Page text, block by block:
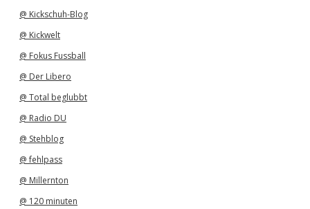
@ Kickschuh-Blog
@ Kickwelt
@ Fokus Fussball
@ Der Libero
@ Total beglubbt
@ Radio DU
@ Stehblog
@ fehlpass
@ Millernton
@ 120 minuten